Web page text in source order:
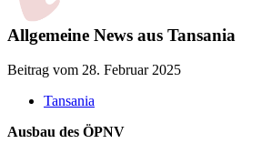
Allgemeine News aus Tansania
Beitrag vom 28. Februar 2025
Tansania
Ausbau des ÖPNV